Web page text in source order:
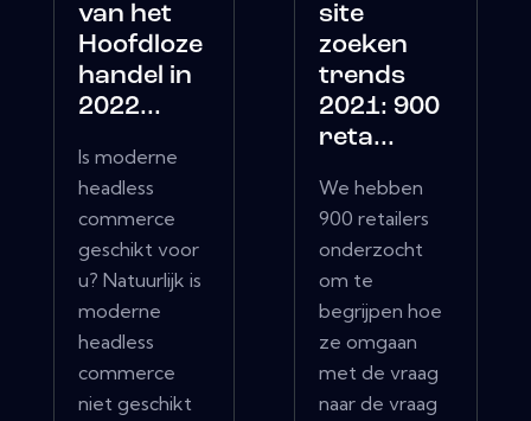
van het
Hoofdloze
handel in
2022...
Is moderne
headless
commerce
geschikt voor
u? Natuurlijk is
moderne
headless
commerce
niet geschikt
site
zoeken
trends
2021: 900
reta...
We hebben
900 retailers
onderzocht
om te
begrijpen hoe
ze omgaan
met de vraag
naar de vraag